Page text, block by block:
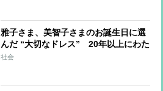
雅子さま、美智子さまのお誕生日に選
んだ “大切なドレス” 20年以上にわた
って“ここぞ”という場面で着用 受け
社会